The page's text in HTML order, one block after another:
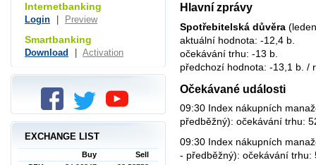
Hlavní zprávy
Spotřebitelská důvěra
aktuální hodnota: -12,4 b.
očekávání trhu: -13 b.
předchozí hodnota: -13,1 b. /
Očekávané události
09:30 Index nákupních
předběžný): očekávání trhu:
09:30 Index nákupních
- předběžný): očekávání
Internetbanking
Login Preview
Smartbanking
Download Activation
EXCHANGE LIST
Buy
Sell